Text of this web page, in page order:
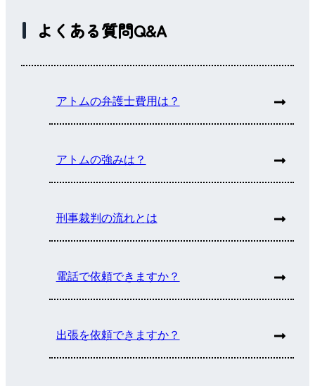
よくある質問Q&A
アトムの弁護士費用は？
アトムの強みは？
刑事裁判の流れとは
電話で依頼できますか？
出張を依頼できますか？